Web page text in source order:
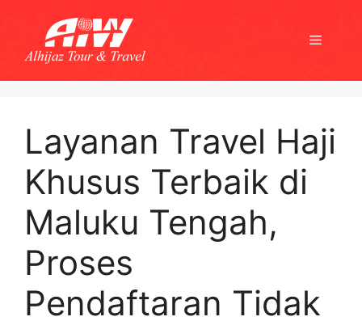
content
Menu
Layanan Travel Haji
Khusus Terbaik di
Maluku Tengah,
Proses
Pendaftaran Tidak